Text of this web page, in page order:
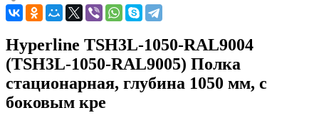
Hyperline TSH3L-1050-RAL9004
(TSH3L-1050-RAL9005) Полка
стационарная, глубина 1050 мм, с
боковым кре